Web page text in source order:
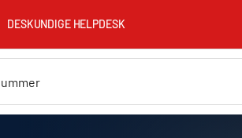
DESKUNDIGE HELPDESK